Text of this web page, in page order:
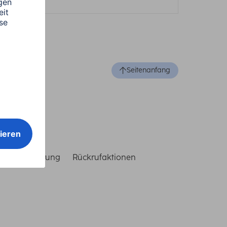
Seitenanfang
Rückrufaktionen